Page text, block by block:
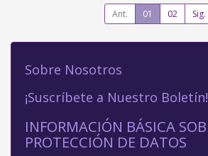
Ant. 01 02 Sig.
Sobre Nosotros
¡Suscríbete a Nuestro Boletín!
INFORMACIÓN BÁSICA
PROTECCIÓN DE DATOS